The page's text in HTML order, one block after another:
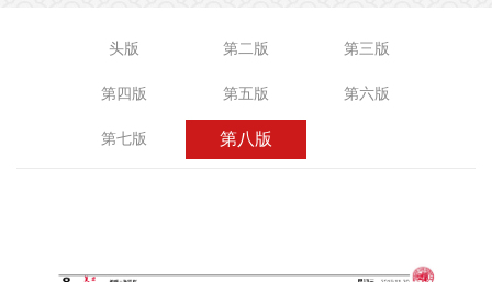
头版 第二版 第三版
第四版 第五版 第六版
第七版 第八版